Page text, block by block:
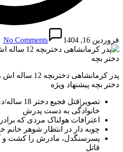
فروردین 16, 1404 No Comments
پدر کرمانشاهی
دختر بچه پیشنهاد ویژه
تصویر|قتل
خانوادگی به دست پدرش
اعترافات هولناک مردی که
چوبه دار در انتظار شوهر خانم
پسرسنگدل، مادرش را کشت و
قاتل